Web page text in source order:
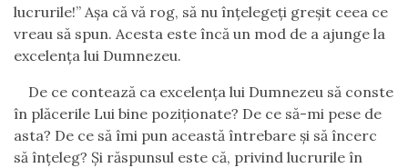
lucrurile!” Aşa că vă rog, să nu înţelegeţi greşit ceea ce
vreau să spun. Acesta este încă un mod de a ajunge la
excelenţa lui Dumnezeu.
De ce contează ca excelenţa lui Dumnezeu să conste
în plăcerile Lui bine poziţionate? De ce să-mi pese de
asta? De ce să îmi pun această întrebare şi să încerc
să înţeleg? Şi răspunsul este că, privind lucrurile în